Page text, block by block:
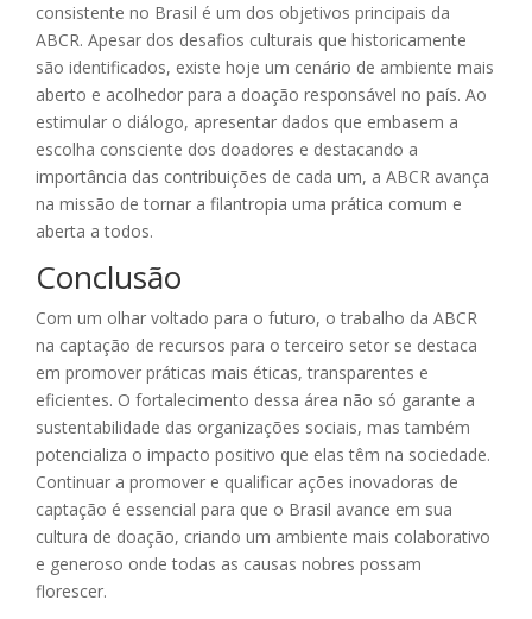
consistente no Brasil é um dos objetivos principais da
ABCR. Apesar dos desafios culturais que historicamente
são identificados, existe hoje um cenário de ambiente mais
aberto e acolhedor para a doação responsável no país. Ao
estimular o diálogo, apresentar dados que embasem a
escolha consciente dos doadores e destacando a
importância das contribuições de cada um, a ABCR avança
na missão de tornar a filantropia uma prática comum e
aberta a todos.
Conclusão
Com um olhar voltado para o futuro, o trabalho da ABCR
na captação de recursos para o terceiro setor se destaca
em promover práticas mais éticas, transparentes e
eficientes. O fortalecimento dessa área não só garante a
sustentabilidade das organizações sociais, mas também
potencializa o impacto positivo que elas têm na sociedade.
Continuar a promover e qualificar ações inovadoras de
captação é essencial para que o Brasil avance em sua
cultura de doação, criando um ambiente mais colaborativo
e generoso onde todas as causas nobres possam
florescer.